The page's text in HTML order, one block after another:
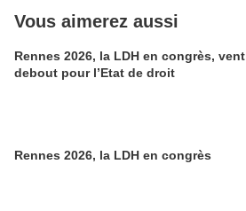
Vous aimerez aussi
Rennes 2026, la LDH en congrès, vent
debout pour l’Etat de droit
Rennes 2026, la LDH en congrès